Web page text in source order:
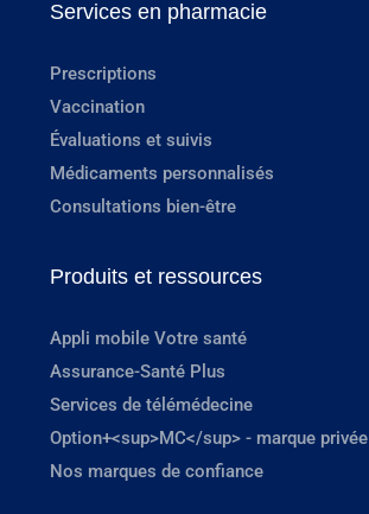
Services en pharmacie
Prescriptions
Vaccination
Évaluations et suivis
Médicaments personnalisés
Consultations bien-être
Produits et ressources
Appli mobile Votre santé
Assurance-Santé Plus
Services de télémédecine
Option+<sup>MC</sup> - marque privée
Nos marques de confiance